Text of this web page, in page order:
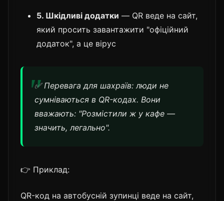
5. Шкідливі додатки — QR веде на сайт,
який просить завантажити "офіційний
додаток", а це вірус
✅ Перевага для шахраїв: люди не
сумніваються в QR-кодах. Вони
вважають: "Розмістили ж у кафе —
значить, легально".
👉 Приклад:
QR-код на автобусній зупинці веде на сайт,